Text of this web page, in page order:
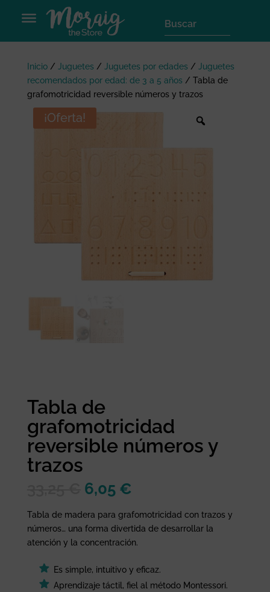
Inicio/ Juguetes / Juguetes por edades / Juguetes
recomendados por edad: de 3 a 5 años / Tabla de
grafomotricidad reversible números y trazos
¡Oferta!
Tabla de
grafomotricidad
reversible números y
trazos
El
precio
original
era:
33,25 €.
6,05 €
actual
es:
6,05 €.
Tabla de madera para grafomotricidad con trazos y
números… una forma divertida de desarrollar la
atención y la concentración.
Es simple, intuitivo y eficaz.
Aprendizaje táctil, fiel al método Montessori.